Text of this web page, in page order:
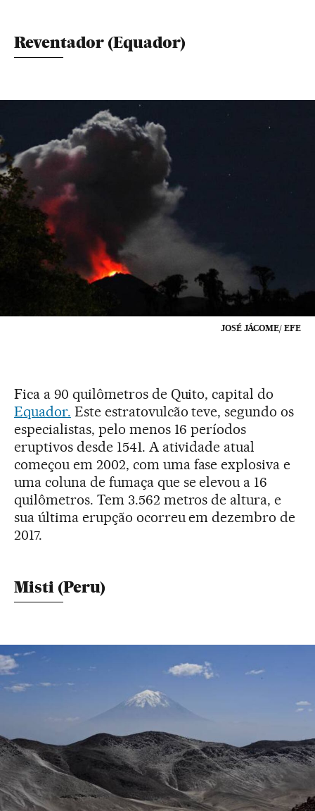
Reventador (Equador)
JOSÉ JÁCOME/ EFE
Fica a 90 quilômetros de Quito, capital do
Equador. Este estratovulcão teve, segundo os
especialistas, pelo menos 16 períodos
eruptivos desde 1541. A atividade atual
começou em 2002, com uma fase explosiva e
uma coluna de fumaça que se elevou a 16
quilômetros. Tem 3.562 metros de altura, e
sua última erupção ocorreu em dezembro de
2017.
Misti (Peru)